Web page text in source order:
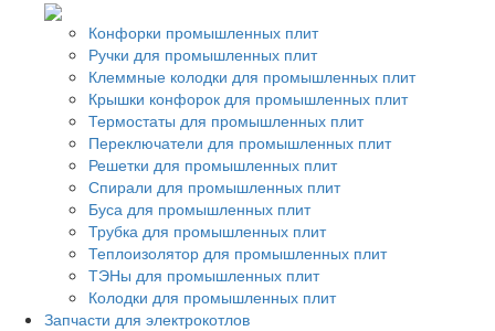
Конфорки промышленных плит
Ручки для промышленных плит
Клеммные колодки для промышленных плит
Крышки конфорок для промышленных плит
Термостаты для промышленных плит
Переключатели для промышленных плит
Решетки для промышленных плит
Спирали для промышленных плит
Буса для промышленных плит
Трубка для промышленных плит
Теплоизолятор для промышленных плит
ТЭНы для промышленных плит
Колодки для промышленных плит
Запчасти для электрокотлов